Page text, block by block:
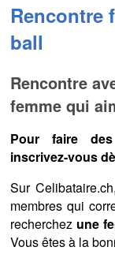
Rencontre
ball
Rencontre
femme qui
Pour faire des
inscrivez-vous
Sur
membres qui
recherchez une
Vous êtes à la